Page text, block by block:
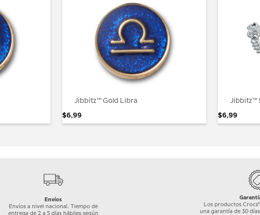
Jibbitz™ Gold Libra
$6,99
Jibbitz™
$6,99
Envíos
Envíos a nivel nacional. Tiempo de
entrega de 2 a 5 días hábiles según
Los productos
una garantía de 30